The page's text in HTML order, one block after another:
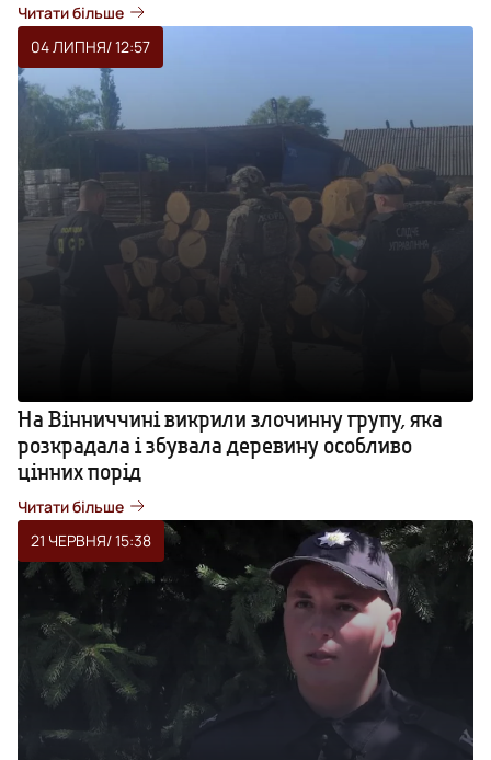
Читати більше
04 ЛИПНЯ/ 12:57
На Вінниччині викрили злочинну групу, яка
розкрадала і збувала деревину особливо
цінних порід
Читати більше
21 ЧЕРВНЯ/ 15:38